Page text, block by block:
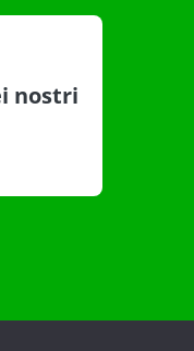
nostri